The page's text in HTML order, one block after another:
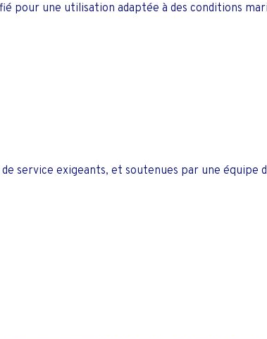
pour une utilisation adaptée à des conditions
service exigeants, et soutenues par une